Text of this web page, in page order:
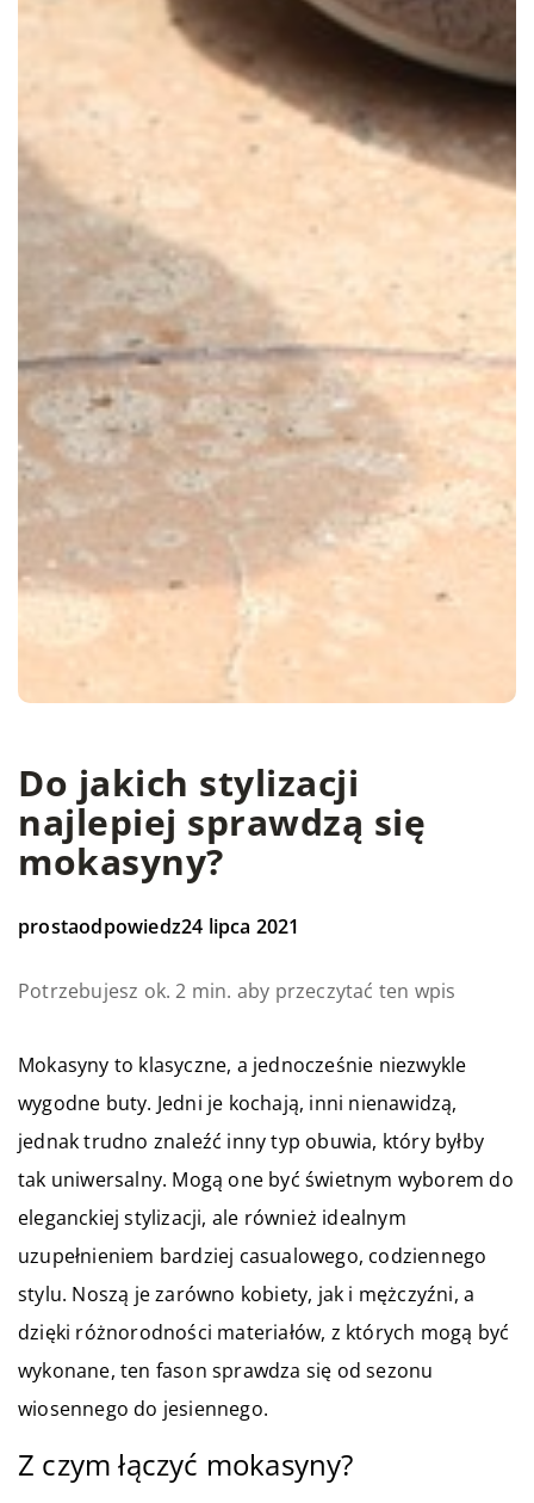
Do jakich stylizacji
najlepiej sprawdzą się
mokasyny?
prostaodpowiedz24 lipca 2021
Potrzebujesz ok. 2 min. aby przeczytać ten wpis
Mokasyny to klasyczne, a jednocześnie niezwykle
wygodne buty. Jedni je kochają, inni nienawidzą,
jednak trudno znaleźć inny typ obuwia, który byłby
tak uniwersalny. Mogą one być świetnym wyborem do
eleganckiej stylizacji, ale również idealnym
uzupełnieniem bardziej casualowego, codziennego
stylu. Noszą je zarówno kobiety, jak i mężczyźni, a
dzięki różnorodności materiałów, z których mogą być
wykonane, ten fason sprawdza się od sezonu
wiosennego do jesiennego.
Z czym łączyć mokasyny?